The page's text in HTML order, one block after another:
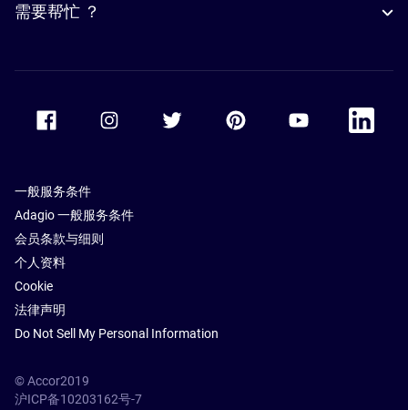
需要帮忙 ？
Accor Youtube
Accor
一般服务条件
Adagio 一般服务条件
会员条款与细则
个人资料
Cookie
法律声明
Do Not Sell My Personal Information
© Accor2019
沪ICP备10203162号-7